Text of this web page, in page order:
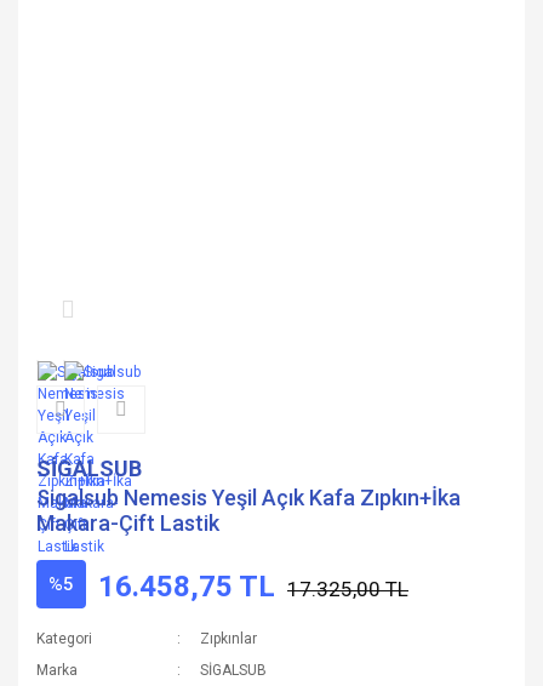
SİGALSUB
Sigalsub Nemesis Yeşil Açık Kafa Zıpkın+İka
Makara-Çift Lastik
%5 16.458,75 TL 17.325,00 TL
Kategori
Zıpkınlar
Marka
SİGALSUB